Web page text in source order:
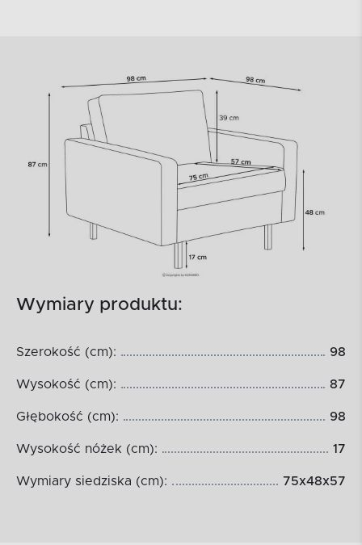
Wymiary produktu:
Szerokość (cm): 98
Wysokość (cm): 87
Głębokość (cm): 98
Wysokość nóżek (cm): 17
Wymiary siedziska (cm): 75x48x57